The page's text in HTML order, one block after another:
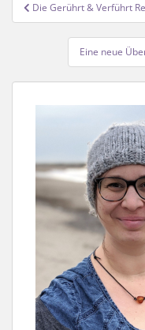
Die Gerührt & Verführt
Eine neue